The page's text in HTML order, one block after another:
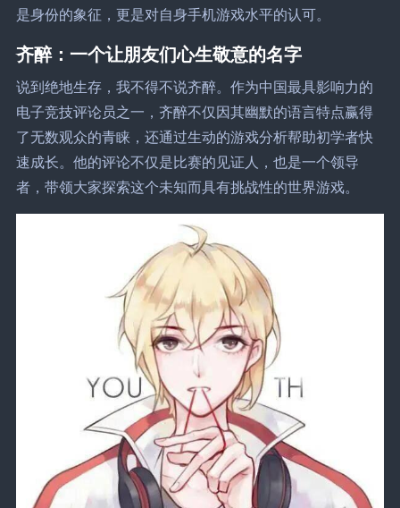
是身份的象征，更是对自身手机游戏水平的认可。
齐醉：一个让朋友们心生敬意的名字
说到绝地生存，我不得不说齐醉。作为中国最具影响力的
电子竞技评论员之一，齐醉不仅因其幽默的语言特点赢得
了无数观众的青睐，还通过生动的游戏分析帮助初学者快
速成长。他的评论不仅是比赛的见证人，也是一个领导
者，带领大家探索这个未知而具有挑战性的世界游戏。